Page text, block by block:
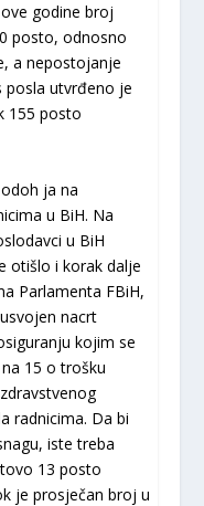
godine broj
posto, odnosno
a nepostojanje
posla utvrđeno je
155 posto
ja na
u BiH. Na
u BiH
otišlo i korak dalje
Parlamenta FBiH,
nacrt
kojim se
15 o trošku
radnicima. Da bi
iste treba
13 posto
je prosječan broj u